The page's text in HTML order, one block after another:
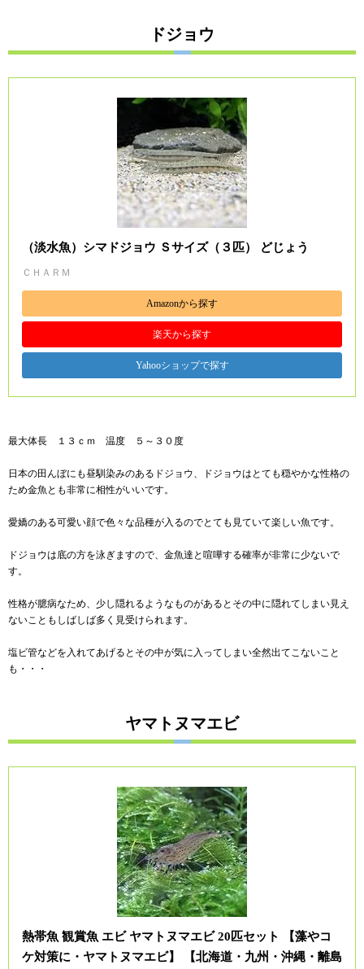
ドジョウ
（淡水魚）シマドジョウ Ｓサイズ（３匹） どじょう
ＣＨＡＲＭ
Amazonから探す
楽天から探す
Yahooショップで探す
最大体長 １３ｃｍ 温度 ５～３０度
日本の田んぼにも昼馴染みのあるドジョウ、ドジョウはとても穏やかな性格の
ため金魚とも非常に相性がいいです。
愛嬌のある可愛い顔で色々な品種が入るのでとても見ていて楽しい魚です。
ドジョウは底の方を泳ぎますので、金魚達と喧嘩する確率が非常に少ないで
す。
性格が臆病なため、少し隠れるようなものがあるとその中に隠れてしまい見え
ないこともしばしば多く見受けられます。
塩ビ管などを入れてあげるとその中が気に入ってしまい全然出てこないこと
も・・・
ヤマトヌマエビ
熱帯魚 観賞魚 エビ ヤマトヌマエビ 20匹セット 【藻やコ
ケ対策に・ヤマトヌマエビ】 【北海道・九州・沖縄・離島